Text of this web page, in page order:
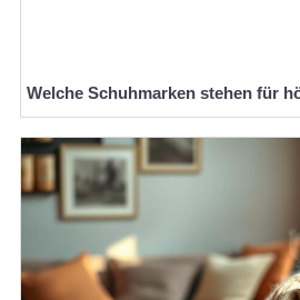
Welche Schuhmarken stehen für